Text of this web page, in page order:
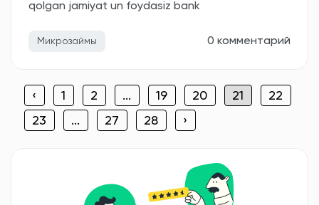
qolgan jamiyat un foydasiz bank
Микрозаймы 0 комментарий
‹ 1 2 ... 19 20 21
22
23
... 27 28 ›